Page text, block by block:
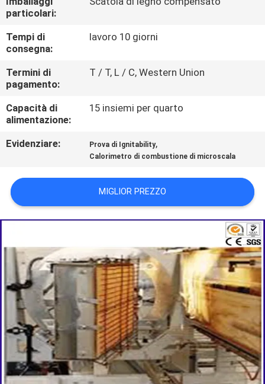
NOTIZIE
RICHIEDA
UNA
CITAZIONE
DEL
POLITICA
PRIVACY
particolari:
Tempi di
consegna:
lavoro 10 giorni
Termini di
pagamento:
T / T, L / C, Western Union
Capacità di
alimentazione:
15 insiemi per quarto
Evidenziare: Prova di Ignitability,
Calorimetro di combustione di microscala
MIGLIOR PREZZO